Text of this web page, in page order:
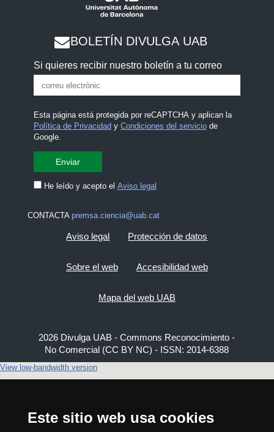
Este sitio web usa cookies
BOLETÍN DIVULGA UAB
Si quieres recibir nuestro boletín a tu correo
Esta página está protegida por reCAPTCHA y aplican la
Política de Privacidad y Condiciones del serviciode
Google.
He leído y acepto el Aviso legal
CONTACTA premsa.ciencia@uab.cat
Aviso legal Protección de datos
Sobre el web Accesibilidad web
Mapa del web UAB
2026 Divulga UAB - Commons Reconocimiento -
No Comercial (CC BY NC) - ISSN: 2014-6388
View low-bandwidth version